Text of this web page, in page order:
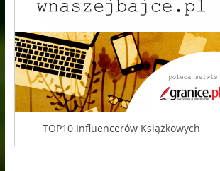
TOP10 Influencerów Książkowych